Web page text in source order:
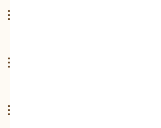
⋮
⋮
⋮